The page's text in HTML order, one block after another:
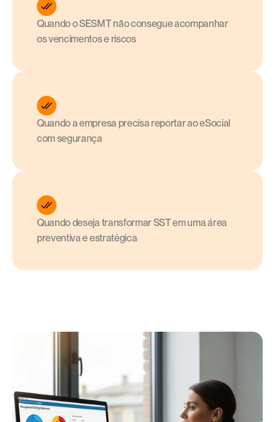
Quando o SESMT não consegue acompanhar
os vencimentos e riscos
Quando a empresa precisa reportar ao eSocial
com segurança
Quando deseja transformar SST em uma área
preventiva e estratégica